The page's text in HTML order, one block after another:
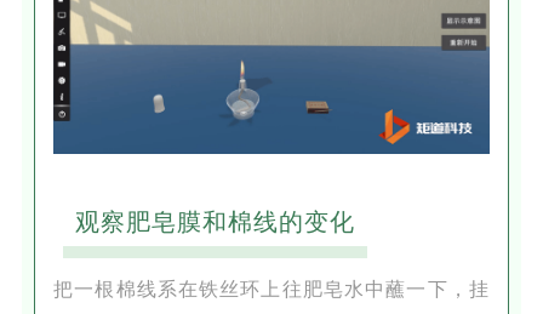
观察肥皂膜和棉线的变化
把一根棉线系在铁丝环上往肥皂水中蘸一下，挂